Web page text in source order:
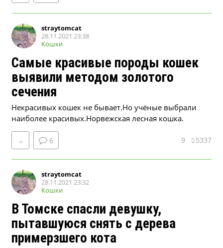
straytomcat
28.11.2021 23:38
Кошки
Самые красивые породы кошек
выявили методом золотого
сечения
Некрасивых кошек не бывает.Но учёные выбрали
наиболее красивых.Норвежская лесная кошка.
→ 6 9 5337
straytomcat
28.11.2021 23:32
Кошки
В Томске спасли девушку,
пытавшуюся снять с дерева
примерзшего кота